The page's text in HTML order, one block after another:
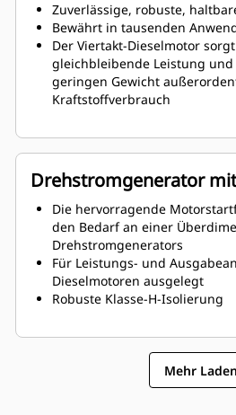
Zuverlässige, robuste,
Bewährt in tausenden
Der Viertakt-Dieselmotor
gleichbleibende Leistung
geringen Gewicht
Kraftstoffverbrauch
Drehstromgenerator
Die hervorragende
den Bedarf an einer
Drehstromgenerators
Für Leistungs- und
Dieselmotoren ausgelegt
Robuste Klasse-H-Isolierung
Mehr Laden